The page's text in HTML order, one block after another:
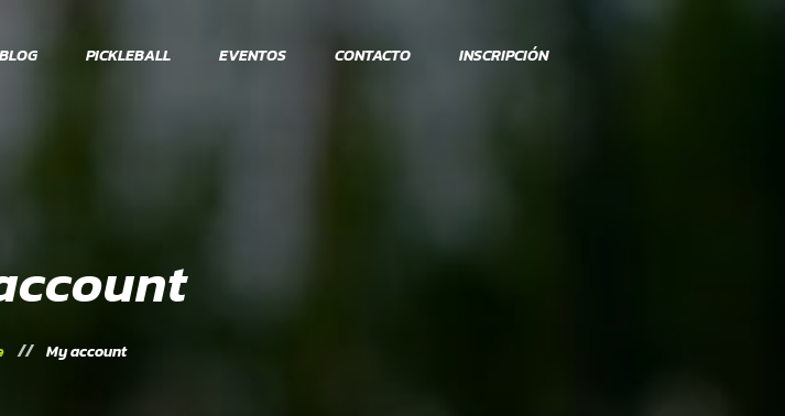
BLOG PICKLEBALL EVENTOS CONTACTO INSCRIPCIÓN
My account